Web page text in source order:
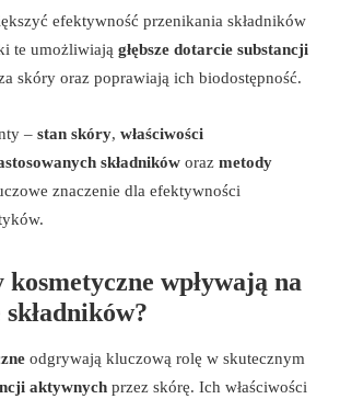
efektywność przenikania składników
te umożliwiają głębsze dotarcie substancji
skóry oraz poprawiają ich biodostępność.
– stan skóry, właściwości
składników oraz metody
znaczenie dla efektywności
kosmetyczne wpływają na
odgrywają kluczową rolę w skutecznym
aktywnych przez skórę. Ich właściwości